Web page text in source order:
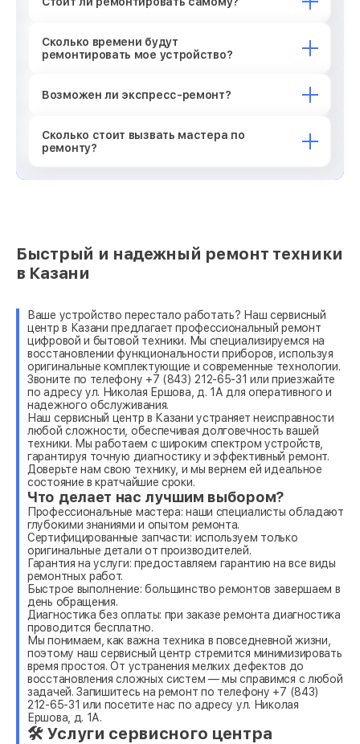
Сколько времени будут
ремонтировать мое устройство?
Возможен ли экспресс-ремонт?
Сколько стоит вызвать мастера по
ремонту?
Быстрый и надежный ремонт техники
в Казани
Ваше устройство перестало работать? Наш сервисный
центр в Казани предлагает профессиональный ремонт
цифровой и бытовой техники. Мы специализируемся на
восстановлении функциональности приборов, используя
оригинальные комплектующие и современные технологии.
Звоните по телефону +7 (843) 212-65-31 или приезжайте
по адресу ул. Николая Ершова, д. 1А для оперативного и
надежного обслуживания.
Наш сервисный центр в Казани устраняет неисправности
любой сложности, обеспечивая долговечность вашей
техники. Мы работаем с широким спектром устройств,
гарантируя точную диагностику и эффективный ремонт.
Доверьте нам свою технику, и мы вернем ей идеальное
состояние в кратчайшие сроки.
Что делает нас лучшим выбором?
Профессиональные мастера: наши специалисты обладают
глубокими знаниями и опытом ремонта.
Сертифицированные запчасти: используем только
оригинальные детали от производителей.
Гарантия на услуги: предоставляем гарантию на все виды
ремонтных работ.
Быстрое выполнение: большинство ремонтов завершаем в
день обращения.
Диагностика без оплаты: при заказе ремонта диагностика
проводится бесплатно.
Мы понимаем, как важна техника в повседневной жизни,
поэтому наш сервисный центр стремится минимизировать
время простоя. От устранения мелких дефектов до
восстановления сложных систем — мы справимся с любой
задачей. Запишитесь на ремонт по телефону +7 (843)
212-65-31 или посетите нас по адресу ул. Николая
Ершова, д. 1А.
🛠 Услуги сервисного центра